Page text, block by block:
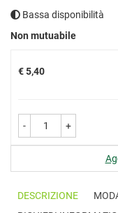
Bassa disponibilità
Non mutuabile
Prezzo
€ 5,40
- +
DESCRIZIONE